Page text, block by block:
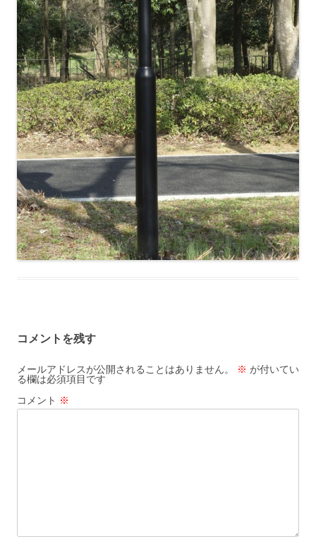
コメントを残す
メールアドレスが公開されることはありません。 ※ が付いてい
る欄は必須項目です
コメント ※